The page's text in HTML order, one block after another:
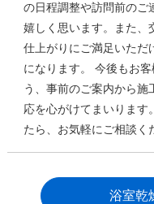
の日程調整や訪問前のご
嬉しく思います。また、
仕上がりにご満足いただ
になります。 今後もお
う、事前のご案内から
応を心がけてまいります
たら、お気軽にご相談く
浴室乾